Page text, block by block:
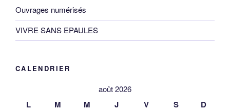
Ouvrages numérisés
VIVRE SANS EPAULES
CALENDRIER
août 2026
L M M J V S D